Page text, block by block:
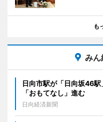
も
みん
日向市駅が「日向坂46
「おもてなし」進む
日向経済新聞